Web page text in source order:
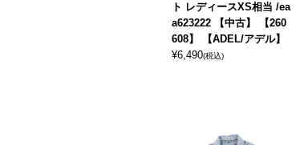
ト レディースXS相当 /ea
a623222 【中古】 【260
608】 【ADEL/アデル】
¥6,490(税込)